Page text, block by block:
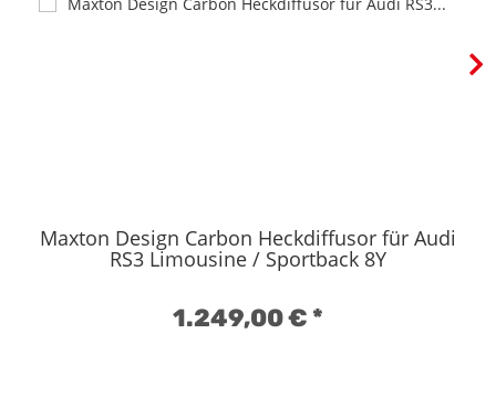
Maxton Design Carbon Heckdiffusor für Audi
RS3 Limousine / Sportback 8Y
1.249,00 €*